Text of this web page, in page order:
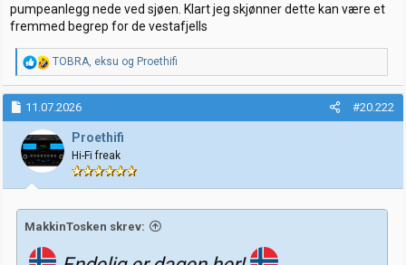
pumpeanlegg nede ved sjøen. Klart jeg skjønner dette kan være et
fremmed begrep for de vestafjells
R
e
a
k
s
j
o
n
r
TOBRA, eksu og Proethifi
11.07.2026 #20.222
Proethifi
Hi-Fi freak
MakkinTosken skrev: